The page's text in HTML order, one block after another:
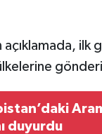
açıklamada, ilk
duyurdu